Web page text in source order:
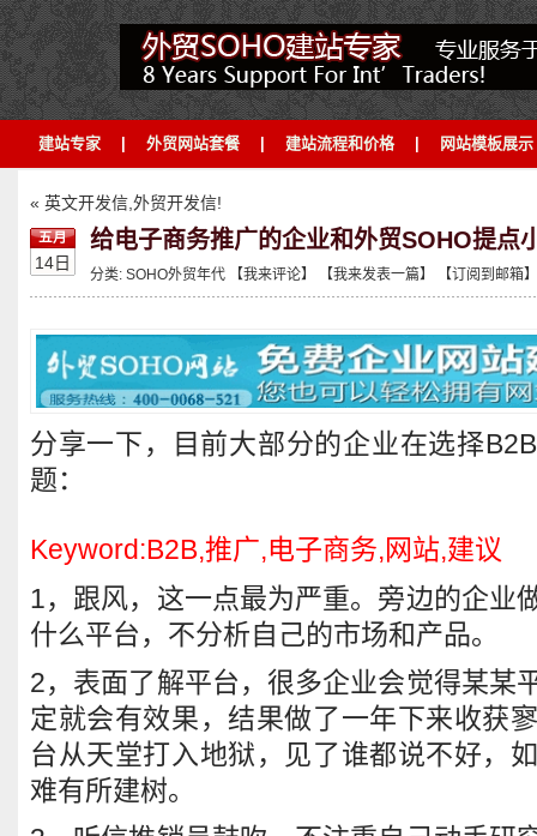
建站专家 外贸网站套餐 建站流程和价格 网站模板展示
« 英文开发信,外贸开发信!
五月
14日
给电子商务推广的企业和外贸SOHO提点
分类: SOHO外贸年代 【我来评论】 【我来发表一篇】 【订阅到邮箱】
分享一下，目前大部分的企业在选择
题：
Keyword:B2B,推广,电子商务,网站,建议
1，跟风，这一点最为严重。旁边的企业
什么平台，不分析自己的市场和产品。
2，表面了解平台，很多企业会觉得某某
定就会有效果，结果做了一年下来收获
台从天堂打入地狱，见了谁都说不好，
难有所建树。